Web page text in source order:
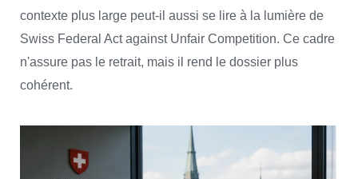
contexte plus large peut-il aussi se lire à la lumière de
Swiss Federal Act against Unfair Competition. Ce cadre
n'assure pas le retrait, mais il rend le dossier plus
cohérent.